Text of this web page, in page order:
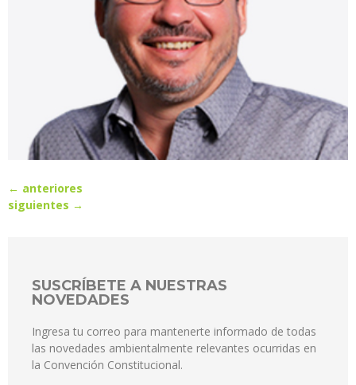
← anteriores
siguientes →
SUSCRÍBETE A NUESTRAS
NOVEDADES
Ingresa tu correo para mantenerte informado de todas
las novedades ambientalmente relevantes ocurridas en
la Convención Constitucional.